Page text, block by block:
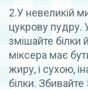
2.У невеликій
цукрову пудру.
змішайте білки
міксера має
жиру, і сухою,
білки.